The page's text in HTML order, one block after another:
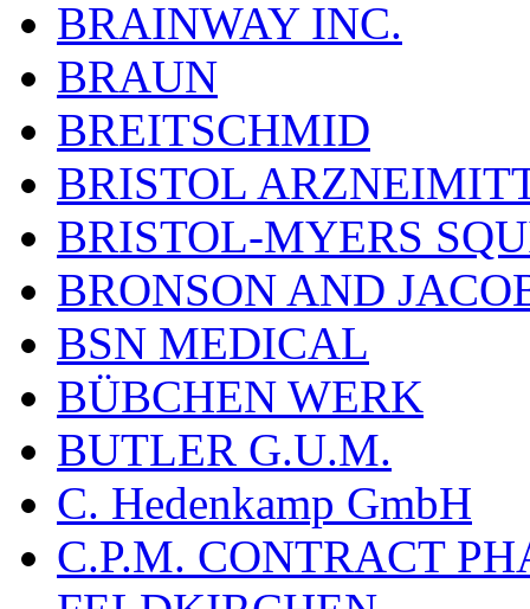
BRAINWAY INC.
BRAUN
BREITSCHMID
BRISTOL
BRISTOL-MYERS
BRONSON AND
BSN MEDICAL
BÜBCHEN WERK
BUTLER G.U.M.
C. Hedenkamp GmbH
C.P.M. CONTRACT